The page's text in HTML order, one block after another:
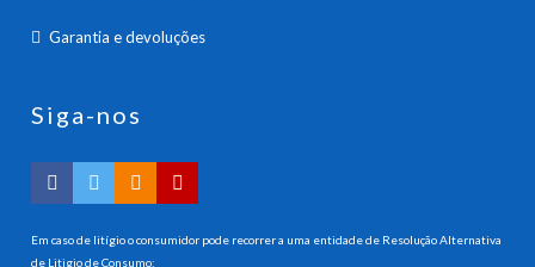
Garantia e devoluções
Siga-nos
Em caso de litígio o consumidor pode recorrer a uma entidade de Resolução Alternativa
de Litigio de Consumo: